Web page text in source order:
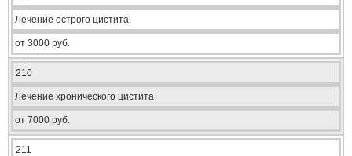
Лечение острого цистита
от 3000 руб.
210
Лечение хронического цистита
от 7000 руб.
211